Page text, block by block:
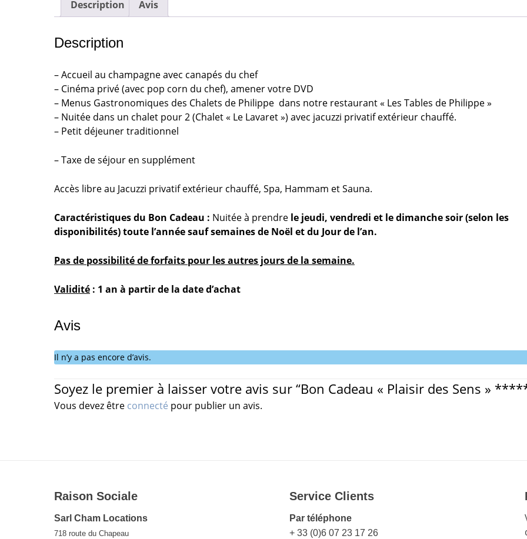
Description Avis
Description
– Accueil au champagne avec canapés du chef
– Cinéma privé (avec pop corn du chef), amener votre DVD
– Menus Gastronomiques des Chalets de Philippe dans notre restaurant « Les Tables de Philippe »
– Nuitée dans un chalet pour 2 (Chalet « Le Lavaret ») avec jacuzzi privatif extérieur chauffé.
– Petit déjeuner traditionnel
– Taxe de séjour en supplément
Accès libre au Jacuzzi privatif extérieur chauffé, Spa, Hammam et Sauna.
Caractéristiques du Bon Cadeau : Nuitée à prendre le jeudi, vendredi et le dimanche soir (selon les
disponibilités) toute l’année sauf semaines de Noël et du Jour de l’an.
Pas de possibilité de forfaits pour les autres jours de la semaine.
Validité : 1 an à partir de la date d’achat
Avis
Il n’y a pas encore d’avis.
Soyez le premier à laisser votre avis sur “Bon Cadeau « Plaisir des Sens »
Vous devez être connecté pour publier un avis.
Raison Sociale
Sarl Cham Locations
718 route du Chapeau
Service Clients
Par téléphone
+ 33 (0)6 07 23 17 26